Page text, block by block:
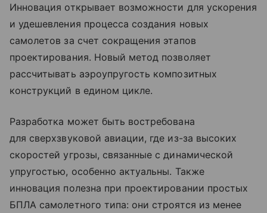
Инновация открывает возможности для ускорения
и удешевления процесса создания новых
самолетов за счет сокращения этапов
проектирования. Новый метод позволяет
рассчитывать аэроупругость композитных
конструкций в едином цикле.
Разработка может быть востребована
для сверхзвуковой авиации, где из-за высоких
скоростей угрозы, связанные с динамической
упругостью, особенно актуальны. Также
инновация полезна при проектировании простых
БПЛА самолетного типа: они строятся из менее